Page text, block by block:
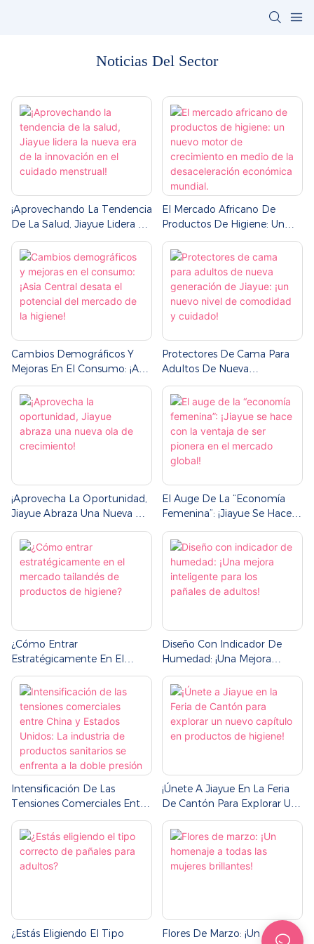
Noticias Del Sector
¡Aprovechando La Tendencia
De La Salud, Jiayue Lidera La
Nueva Era De La Innovación
En El Cuidado Menstrual!
El Mercado Africano De
Productos De Higiene: Un
Nuevo Motor De
Crecimiento En Medio De La
Desaceleración Económica
Mundial.
Cambios Demográficos Y
Mejoras En El Consumo: ¡Asia
Central Desata El Potencial
Del Mercado De La Higiene!
Protectores De Cama Para
Adultos De Nueva
Generación De Jiayue: ¡un
Nuevo Nivel De Comodidad
Y Cuidado!
¡Aprovecha La Oportunidad,
Jiayue Abraza Una Nueva Ola
De Crecimiento!
El Auge De La “economía
Femenina”: ¡Jiayue Se Hace
Con La Ventaja De Ser
Pionera En El Mercado
Global!
¿Cómo Entrar
Estratégicamente En El
Mercado Tailandés De
Productos De Higiene?
Diseño Con Indicador De
Humedad: ¡Una Mejora
Inteligente Para Los Pañales
De Adultos!
Intensificación De Las
Tensiones Comerciales Entre
China Y Estados Unidos: La
Industria De Productos
Sanitarios Se Enfrenta A La
Doble Presión De La
¡Únete A Jiayue En La Feria
De Cantón Para Explorar Un
Nuevo Capítulo En
Productos De Higiene!
¿Estás Eligiendo El Tipo
Flores De Marzo: ¡Un